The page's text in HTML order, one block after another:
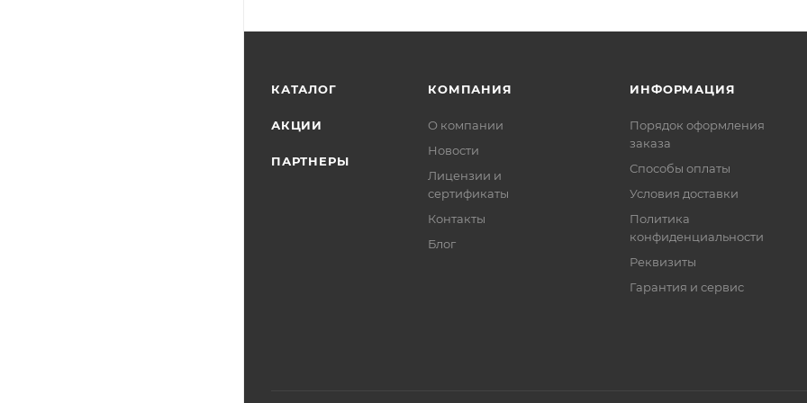
КАТАЛОГ
АКЦИИ
ПАРТНЕРЫ
КОМПАНИЯ
О компании
Новости
Лицензии и
сертификаты
Контакты
Блог
ИНФОРМАЦИЯ
Порядок оформления
заказа
Способы оплаты
Условия доставки
Политика
конфиденциальности
Реквизиты
Гарантия и сервис